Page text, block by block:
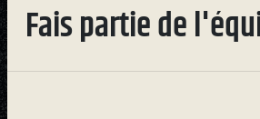
Fais partie de